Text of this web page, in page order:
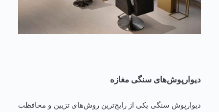
دیوارپوش‌های سنگی مغازه
دیوارپوش سنگی یکی از رایج‌ترین روش‌های تزیین و محافظت